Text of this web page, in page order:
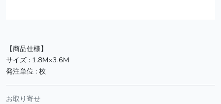
【商品仕様】
サイズ : 1.8M×3.6M
発注単位 : 枚
お取り寄せ